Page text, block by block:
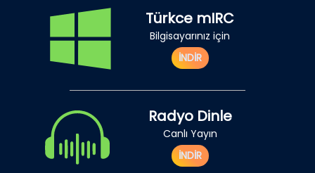
Türkce mIRC
Bilgisayarınız için
İNDİR
Radyo Dinle
Canlı Yayın
İNDİR